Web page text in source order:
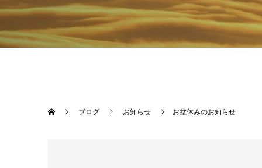
ブログ お知らせ お盆休みのお知らせ